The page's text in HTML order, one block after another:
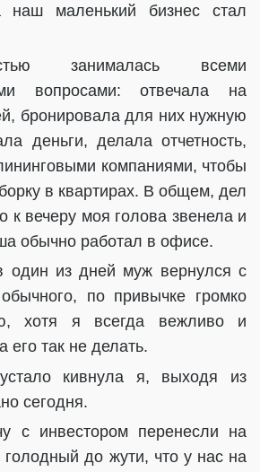
наш маленький бизнес стал
занималась всеми
вопросами: отвечала на
бронировала для них нужную
деньги, делала отчетность,
компаниями, чтобы
в квартирах. В общем, дел
к вечеру моя голова звенела и
обычно работал в офисе.
из дней муж вернулся с
по привычке громко
хотя я всегда вежливо и
его так не делать.
кивнула я, выходя из
сегодня.
с инвестором перенесли на
голодный до жути, что у нас на